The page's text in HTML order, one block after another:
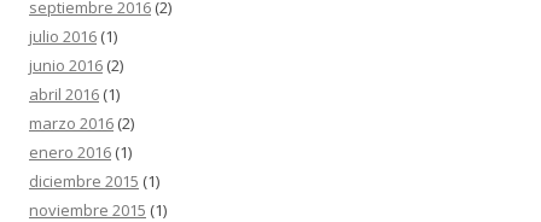
septiembre 2016 (2)
julio 2016 (1)
junio 2016 (2)
abril 2016 (1)
marzo 2016 (2)
enero 2016 (1)
diciembre 2015 (1)
noviembre 2015 (1)